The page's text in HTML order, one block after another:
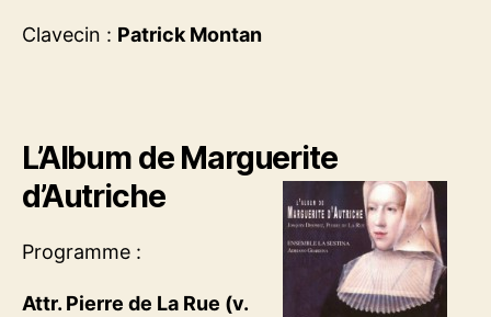
Clavecin : Patrick Montan
L’Album de Marguerite
d’Autriche
Programme :
Attr. Pierre de La Rue (v.